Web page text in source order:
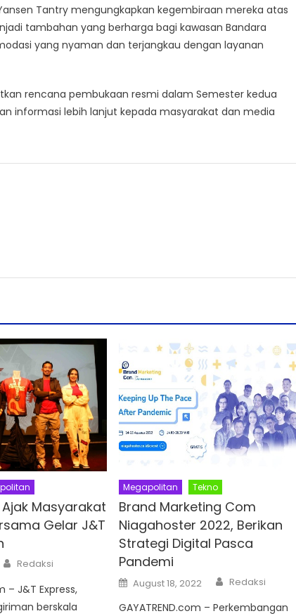
Tantry mengungkapkan kegembiraan mereka atas
tambahan yang berharga bagi kawasan Bandara
yang nyaman dan terjangkau dengan layanan
rencana pembukaan resmi dalam Semester kedua
informasi lebih lanjut kepada masyarakat dan media
Ajak Masyarakat
Gelar J&T
Author
Redaksi
– J&T Express,
berskala
Megapolitan Tekno
Brand Marketing Com
Niagahoster 2022, Berikan
Strategi Digital Pasca
Pandemi
Posted
on
August 18, 2022 Author
Redaksi
GAYATREND.com – Perkembangan